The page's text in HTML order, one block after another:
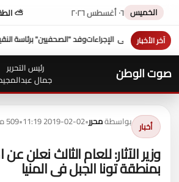
الخميس ٠٦ أغسطس ٢٠٢٦ ⛅
آخر الأخبار
شكري عازر منسق لجنةمجلس "نادي قضاة مصر"
صوت الوطن
رئيس التحرير
جمال
أخبار بواسطةمحرر•
2019-02-02 11:19
•509 مشاهدة
وزير الآثار: للعام الثالث نعلن
بمنطقة تونا الجبل فى المنيا